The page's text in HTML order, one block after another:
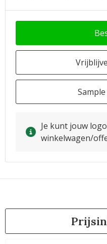
Je kunt jouw
winkelwagen/